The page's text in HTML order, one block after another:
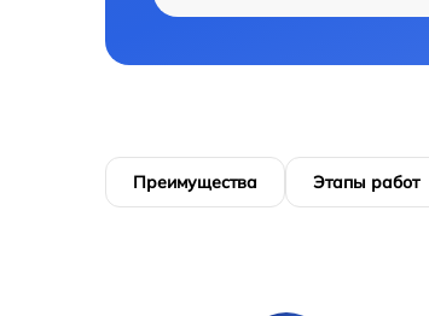
Преимущества Этапы работ